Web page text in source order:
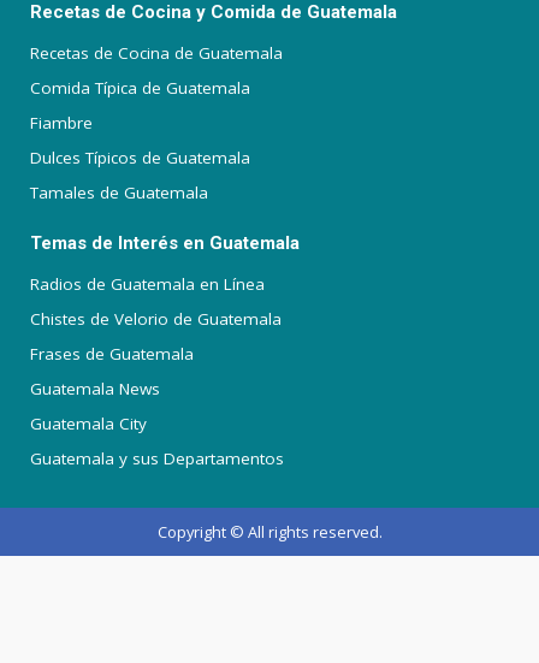
Recetas de Cocina y Comida de Guatemala
Recetas de Cocina de Guatemala
Comida Típica de Guatemala
Fiambre
Dulces Típicos de Guatemala
Tamales de Guatemala
Temas de Interés en Guatemala
Radios de Guatemala en Línea
Chistes de Velorio de Guatemala
Frases de Guatemala
Guatemala News
Guatemala City
Guatemala y sus Departamentos
Copyright © All rights reserved.